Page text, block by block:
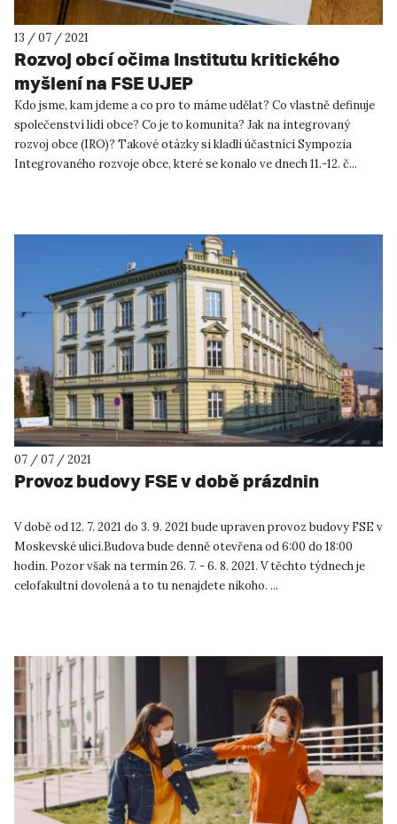
13 / 07 / 2021
Rozvoj obcí očima Institutu kritického
myšlení na FSE UJEP
Kdo jsme, kam jdeme a co pro to máme udělat? Co vlastně definuje
společenství lidí obce? Co je to komunita? Jak na integrovaný
rozvoj obce (IRO)? Takové otázky si kladli účastníci Sympozia
Integrovaného rozvoje obce, které se konalo ve dnech 11.-12. č...
07 / 07 / 2021
Provoz budovy FSE v době prázdnin
V době od 12. 7. 2021 do 3. 9. 2021 bude upraven provoz budovy FSE v
Moskevské ulici.Budova bude denně otevřena od 6:00 do 18:00
hodin. Pozor však na termín 26. 7. - 6. 8. 2021. V těchto týdnech je
celofakultní dovolená a to tu nenajdete nikoho. ...